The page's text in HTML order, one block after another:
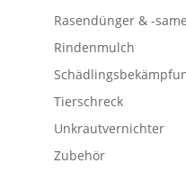
Rasendünger & -
Rindenmulch
Tierschreck
Unkrautvernichter
Zubehör